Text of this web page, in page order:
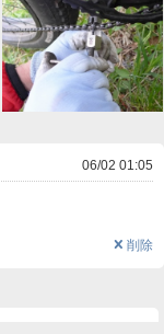
06/02 01:05
❌ 削除